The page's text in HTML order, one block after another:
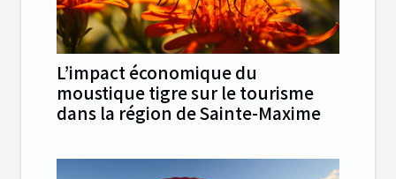
L’impact économique du
moustique tigre sur le tourisme
dans la région de Sainte-Maxime